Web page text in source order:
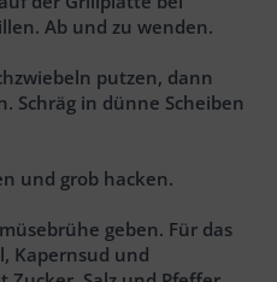
Ab und zu wenden.
putzen, dann
Schräg in dünne Scheiben
und grob hacken.
geben. Für das
Kapernsud und